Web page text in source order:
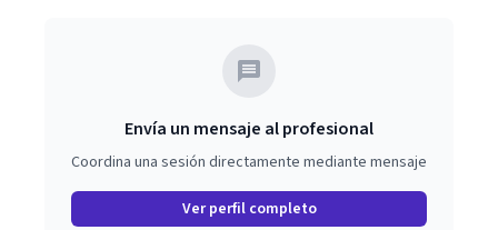
Envía un mensaje al profesional
Coordina una sesión directamente mediante mensaje
Ver perfil completo